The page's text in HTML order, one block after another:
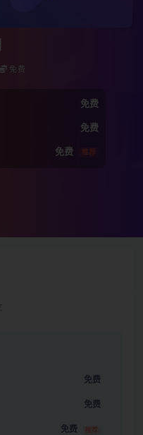
免费
免费
免费
免费 推荐
免费
免费
免费 推荐